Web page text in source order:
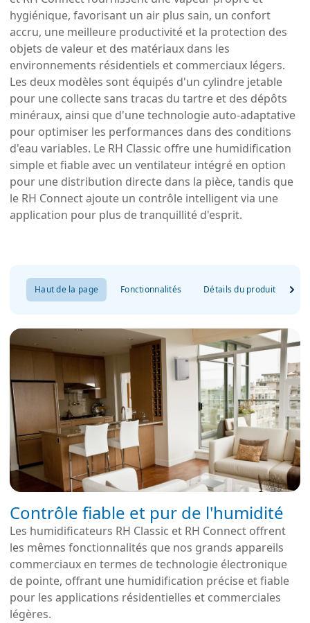
hygiénique, favorisant un air plus sain, un confort
accru, une meilleure productivité et la protection des
objets de valeur et des matériaux dans les
environnements résidentiels et commerciaux légers.
Les deux modèles sont équipés d'un cylindre jetable
pour une collecte sans tracas du tartre et des dépôts
minéraux, ainsi que d'une technologie auto-adaptative
pour optimiser les performances dans des conditions
d'eau variables. Le RH Classic offre une humidification
simple et fiable avec un ventilateur intégré en option
pour une distribution directe dans la pièce, tandis que
le RH Connect ajoute un contrôle intelligent via une
application pour plus de tranquillité d'esprit.
Haut de la page Fonctionnalités Détails du produit
Contrôle fiable et pur de l'humidité
Les humidificateurs RH Classic et RH Connect offrent
les mêmes fonctionnalités que nos grands appareils
commerciaux en termes de technologie électronique
de pointe, offrant une humidification précise et fiable
pour les applications résidentielles et commerciales
légères.